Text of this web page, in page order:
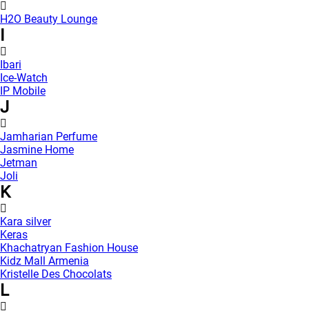
H2O Beauty Lounge
Ibari
Ice-Watch
IP Mobile
J
Jamharian Perfume
Jasmine Home
Jetman
Joli
K
Kara silver
Keras
Khachatryan Fashion House
Kidz Mall Armenia
Kristelle Des Chocolats
L